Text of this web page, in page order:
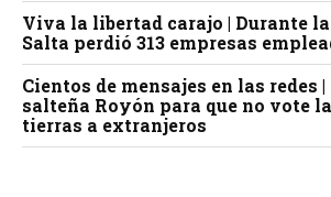
Viva la libertad carajo | Durante
Salta perdió 313 empresas
Cientos de mensajes en las redes
salteña Royón para que no vote
tierras a extranjeros